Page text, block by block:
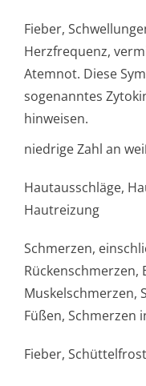
Fieber,
Herzfrequenz,
Atemnot. Diese
sogenanntes
hinweisen.
niedrige Zahl an
Hautausschläge,
Hautreizung
Schmerzen,
Rückenschmerzen,
Muskelschmerzen,
Füßen, Schmerzen
Fieber,